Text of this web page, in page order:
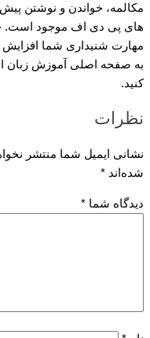
مکالمه، خواندن و نوشتن
های پی دی اف موجود است.
مهارت شنیداری شما افزایش
به صفحه اصلی آموزش زبان
کنید.
نظرات
نشانی ایمیل شما منتشر
شده‌اند *
دیدگاه شما *